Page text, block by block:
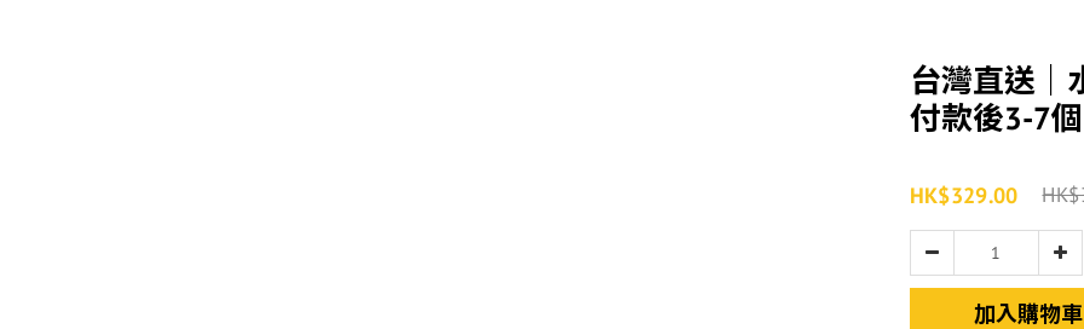
台灣直送｜
付款後3-7
HK$329.00
加入購物車